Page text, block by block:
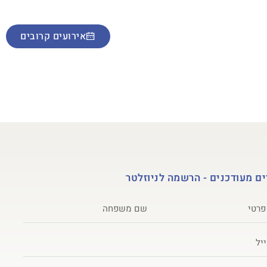
אירועים קרובים
מעודכנים - הרשמה לניוזלטר